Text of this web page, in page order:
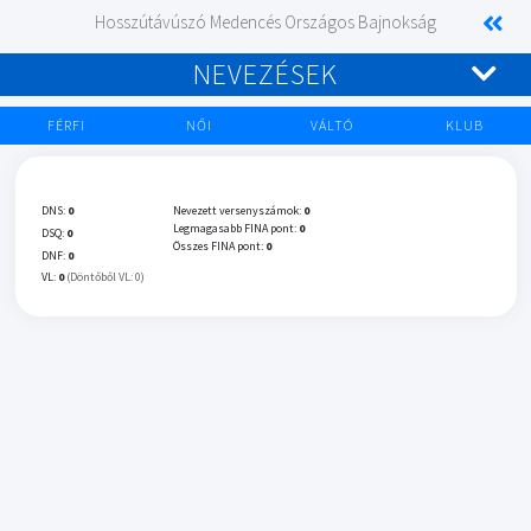
Hosszútávúszó Medencés Országos Bajnokság
NEVEZÉSEK
FÉRFI NŐI VÁLTÓ KLUB
DNS: 0
DSQ: 0
DNF: 0
VL: 0 (Döntőből VL: 0)
Nevezett versenyszámok: 0
Legmagasabb FINA pont: 0
Összes FINA pont: 0